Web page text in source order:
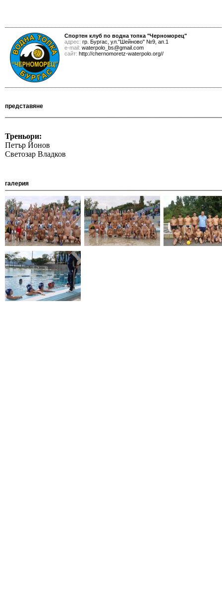
Спортен клуб по водна топка "Черноморец"
адрес: гр. Бургас, ул."Шейново" №9, ап.1
е-mail: waterpolo_bs@gmail.com
сайт: http://chernomoretz-waterpolo.org//
представяне
Треньори:
Петър Йонов
Светозар Владков
галерия